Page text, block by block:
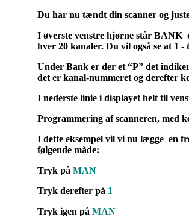
Du har nu tændt din scanner og
I øverste venstre hjørne står BANK
hver 20 kanaler. Du vil også se at 1 -
Under Bank er der et “P”det
det er kanal-nummeret og derefter
I nederste linie i displayet helt til
Programmering af scanneren, med
I dette eksempel vil vi nu lægge en
følgende måde:
Tryk på MAN
Tryk derefter på 1
Tryk igen på MAN